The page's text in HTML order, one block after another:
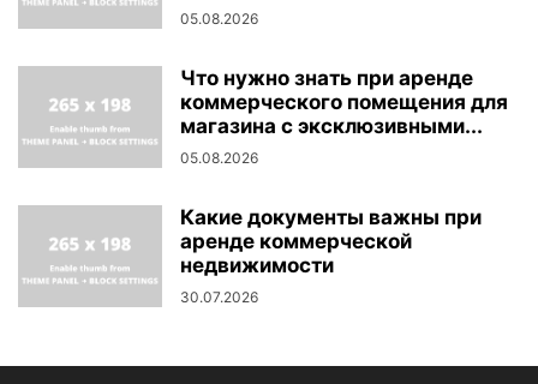
05.08.2026
Что нужно знать при аренде
коммерческого помещения для
магазина с эксклюзивными...
05.08.2026
Какие документы важны при
аренде коммерческой
недвижимости
30.07.2026